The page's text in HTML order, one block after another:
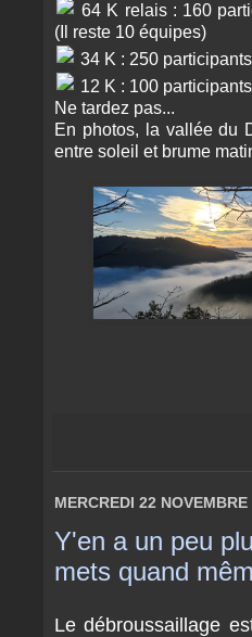
64 K relais : 160
(Il reste 10 équipes)
34 K : 250
12 K : 100
Ne tardez pas...
En photos, la vallée du
entre soleil et brume
MERCREDI 22
Y'en a un peu
mets quand
Le débroussaillage